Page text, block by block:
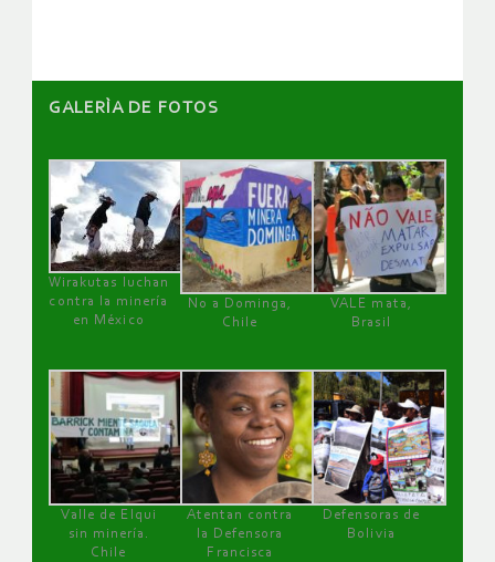
GALERÌA DE FOTOS
Wirakutas luchan
contra la minería
en México
No a Dominga,
Chile
VALE mata,
Brasil
Valle de Elqui
sin minería.
Chile
Atentan contra
la Defensora
Francisca
Defensoras de
Bolivia